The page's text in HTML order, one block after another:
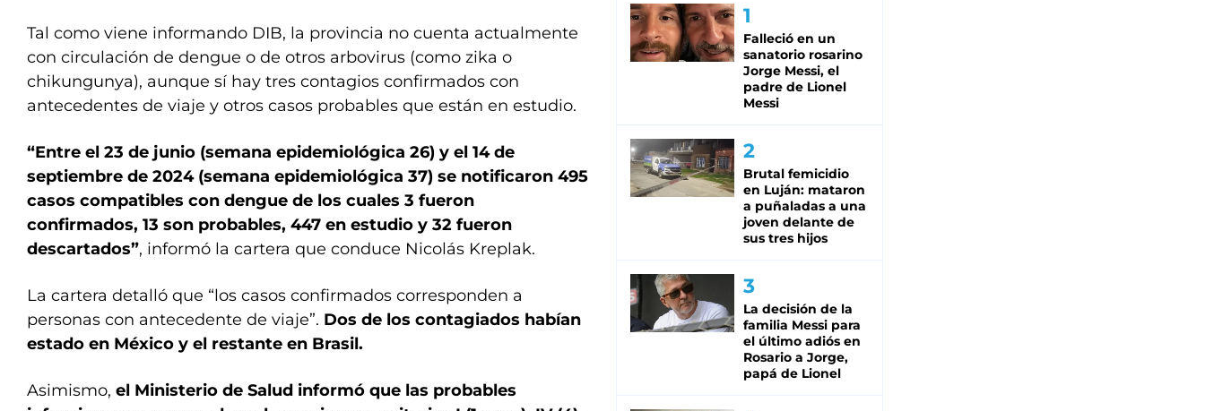
Tal como viene informando DIB, la provincia no cuenta actualmente
con circulación de dengue o de otros arbovirus (como zika o
chikungunya), aunque sí hay tres contagios confirmados con
antecedentes de viaje y otros casos probables que están en estudio.
“Entre el 23 de junio (semana epidemiológica 26) y el 14 de
septiembre de 2024 (semana epidemiológica 37) se notificaron 495
casos compatibles con dengue de los cuales 3 fueron
confirmados, 13 son probables, 447 en estudio y 32 fueron
descartados”, informó la cartera que conduce Nicolás Kreplak.
La cartera detalló que “los casos confirmados corresponden a
personas con antecedente de viaje”. Dos de los contagiados habían
estado en México y el restante en Brasil.
Asimismo, el Ministerio de Salud informó que las probables
Falleció en un
sanatorio rosarino
Jorge Messi, el
padre de Lionel
Messi
Brutal femicidio
en Luján: mataron
a puñaladas a una
joven delante de
sus tres hijos
La decisión de la
familia Messi para
el último adiós en
Rosario a Jorge,
papá de Lionel